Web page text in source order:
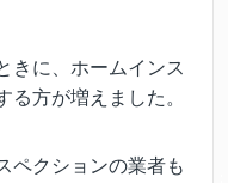
きに、ホームインス
方が増えました。
ペクションの業者も